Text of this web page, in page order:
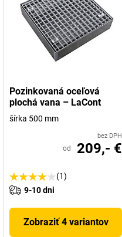
Pozinkovaná oceľová
plochá vana – LaCont
šírka 500 mm
bez DPH
od 209,- €
(1)
9-10 dni
Zobraziť 4 variantov